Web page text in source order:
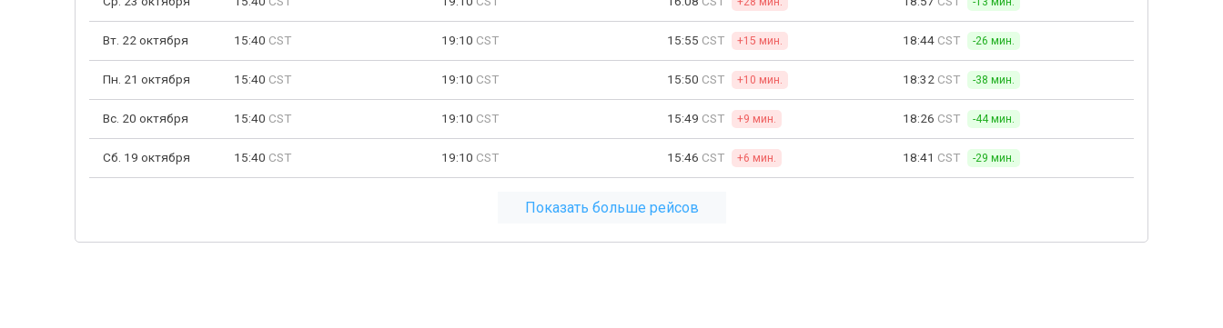
Вт. 22 октября 15:40 CST 19:10 CST 15:55 CST +15 мин. 18:44 CST -26 мин.
Пн. 21 октября 15:40 CST 19:10 CST 15:50 CST +10 мин. 18:32 CST -38 мин.
Вс. 20 октября 15:40 CST 19:10 CST 15:49 CST +9 мин. 18:26 CST -44 мин.
Сб. 19 октября 15:40 CST 19:10 CST 15:46 CST +6 мин. 18:41 CST -29 мин.
Показать больше рейсов